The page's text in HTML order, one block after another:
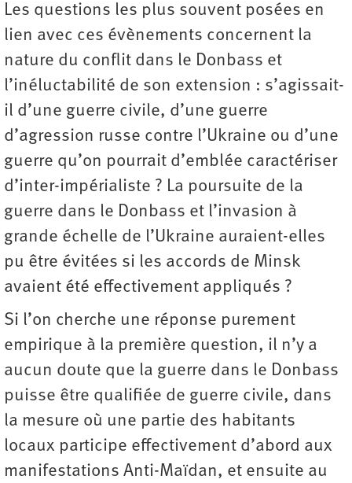
Les questions les plus souvent posées en
lien avec ces évènements concernent la
nature du conflit dans le Donbass et
l’inéluctabilité de son extension : s’agissait-
il d’une guerre civile, d’une guerre
d’agression russe contre l’Ukraine ou d’une
guerre qu’on pourrait d’emblée caractériser
d’inter-impérialiste ? La poursuite de la
guerre dans le Donbass et l’invasion à
grande échelle de l’Ukraine auraient-elles
pu être évitées si les accords de Minsk
avaient été effectivement appliqués ?
Si l’on cherche une réponse purement
empirique à la première question, il n’y a
aucun doute que la guerre dans le Donbass
puisse être qualifiée de guerre civile, dans
la mesure où une partie des habitants
locaux participe effectivement d’abord aux
manifestations Anti-Maïdan, et ensuite au